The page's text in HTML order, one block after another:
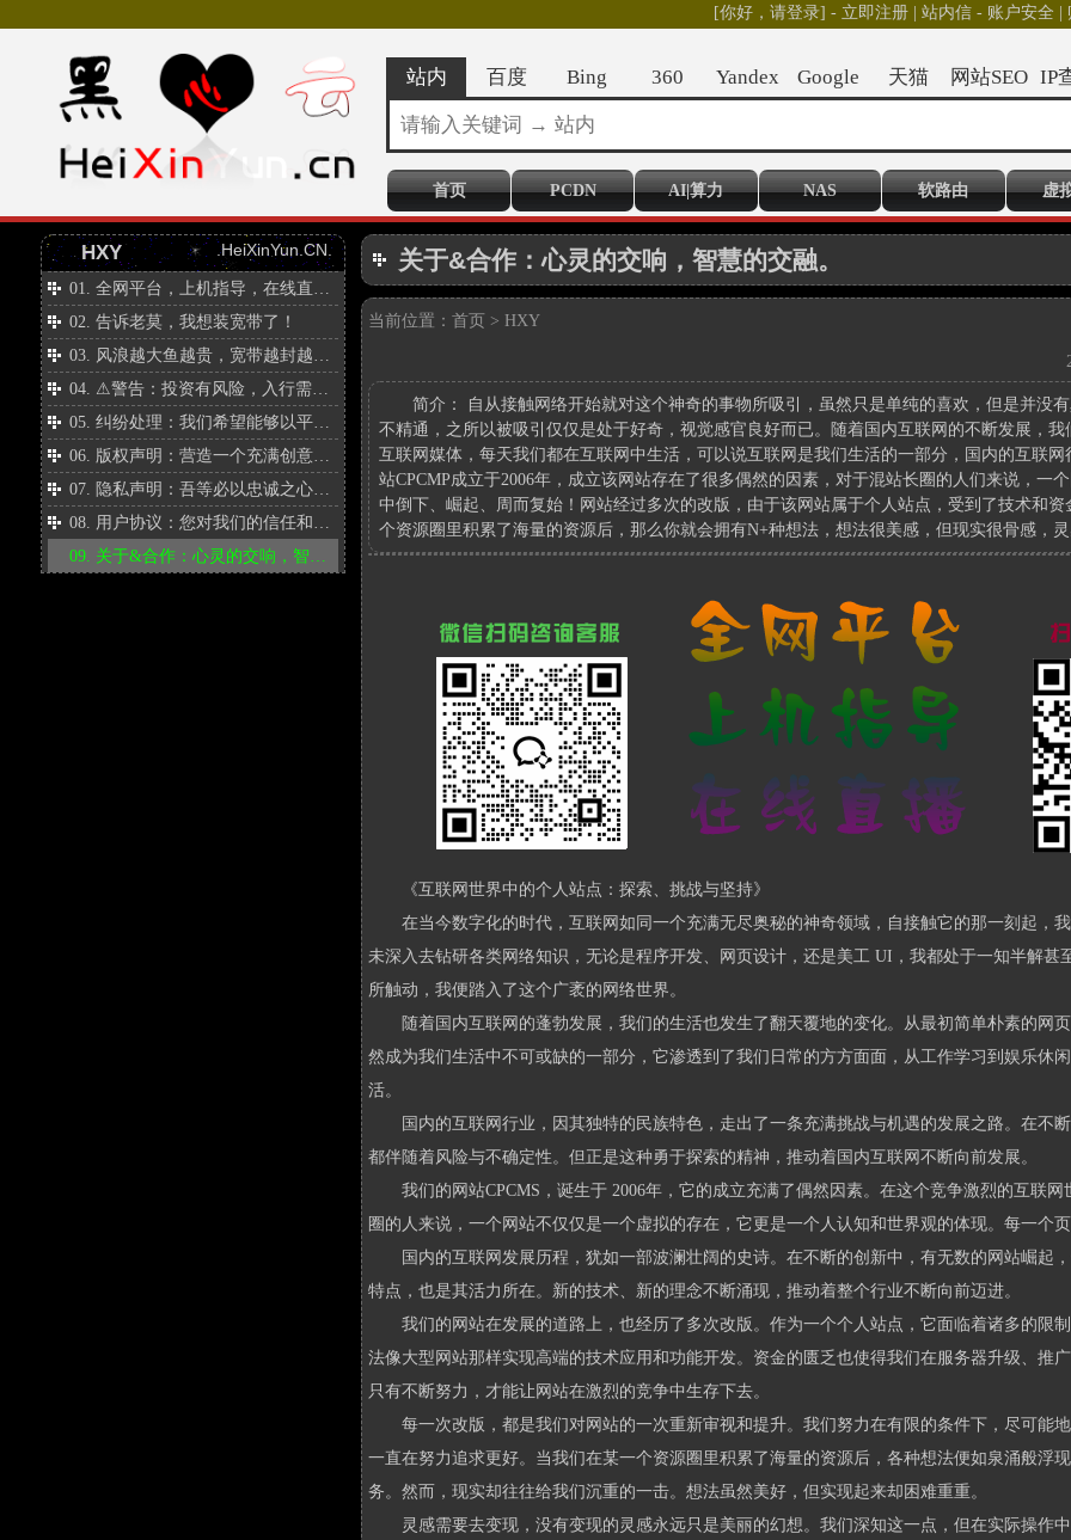
[你好，请登录] - 立即注册 站内信 - 账户安全
站内 百度 Bing 360 Yandex Google 天猫 网站SEO IP
首页 PCDN AI|算力 NAS 软路由 虚
关于&合作：心灵的交响，智慧的交融。
当前位置： 首页 > HXY
关
于
&
合
作：
链
http://heixinyun.cn/GO/?
7238.about
简介：
自从接触网络开始就对这个神奇的事物所吸引，虽然只是单纯的喜欢，但是并没
不精通，之所以被吸引仅仅是处于好奇，视觉感官良好而已。随着国内互联网的不断发展，
互联网媒体，每天我们都在互联网中生活，可以说互联网是我们生活的一部分，国内的互联
站CPCMP成立于2006年，成立该网站存在了很多偶然的因素，对于混站长圈的人们来说，
中倒下、崛起、周而复始！网站经过多次的改版，由于该网站属于个人站点，受到了技术和
个资源圈里积累了海量的资源后，那么你就会拥有N+种想法，想法很美感，但现实很骨感，
参
http://heixinyun.cn/GO/?
《互联网世界中的个人站点：探索、挑战与坚持》
在当今数字化的时代，互联网如同一个充满无尽奥秘的神奇领域，自接触它的那一刻起，
未深入去钻研各类网络知识，无论是程序开发、网页设计，还是美工 UI，我都处于一知半解
所触动，我便踏入了这个广袤的网络世界。
随着国内互联网的蓬勃发展，我们的生活也发生了翻天覆地的变化。从最初简单朴素的网
然成为我们生活中不可或缺的一部分，它渗透到了我们日常的方方面面，从工作学习到娱乐休
活。
国内的互联网行业，因其独特的民族特色，走出了一条充满挑战与机遇的发展之路。在不
都伴随着风险与不确定性。但正是这种勇于探索的精神，推动着国内互联网不断向前发展。
我们的网站CPCMS，诞生于 2006年，它的成立充满了偶然因素。在这个竞争激烈的互联
圈的人来说，一个网站不仅仅是一个虚拟的存在，它更是一个人认知和世界观的体现。每一个
国内的互联网发展历程，犹如一部波澜壮阔的史诗。在不断的创新中，有无数的网站崛起
特点，也是其活力所在。新的技术、新的理念不断涌现，推动着整个行业不断向前迈进。
我们的网站在发展的道路上，也经历了多次改版。作为一个个人站点，它面临着诸多的限
法像大型网站那样实现高端的技术应用和功能开发。资金的匮乏也使得我们在服务器升级、推
只有不断努力，才能让网站在激烈的竞争中生存下去。
每一次改版，都是我们对网站的一次重新审视和提升。我们努力在有限的条件下，尽可能
一直在努力追求更好。当我们在某一个资源圈里积累了海量的资源后，各种想法便如泉涌般浮
务。然而，现实却往往给我们沉重的一击。想法虽然美好，但实现起来却困难重重。
灵感需要去变现，没有变现的灵感永远只是美丽的幻想。我们深知这一点，但在实际操作
HXY .HeiXinYun.CN.
全网平台，上机指导，在线直播。
告诉老莫，我想装宽带了！
风浪越大鱼越贵，宽带越封越赚钱！
⚠警告：投资有风险，入行需谨慎！汇集互联网价值，共享互联网资源！
纠纷处理：我们希望能够以平和、理性且积极的态度来共同面对和解决。
版权声明：营造一个充满创意和尊重的氛围。
隐私声明：吾等必以忠诚之心，如守护传世瑰宝般护其周全。
用户协议：您对我们的信任和支持是无比珍贵的。
关于&合作：心灵的交响，智慧的交融。